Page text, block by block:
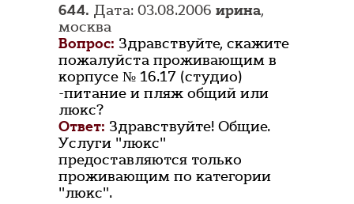
644. Дата: 03.08.2006 ирина,
москва
Вопрос: Здравствуйте, скажите
пожалуйста проживающим в
корпусе № 16.17 (студио)
-питание и пляж общий или
люкс?
Ответ: Здравствуйте! Общие.
Услуги "люкс"
предоставляются только
проживающим по категории
"люкс".